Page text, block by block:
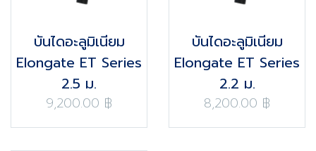
บันไดอะลูมิเนียม
Elongate ET Series
2.5 ม.
9,200.00 ฿
บันไดอะลูมิเนียม
Elongate ET Series
2.2 ม.
8,200.00 ฿